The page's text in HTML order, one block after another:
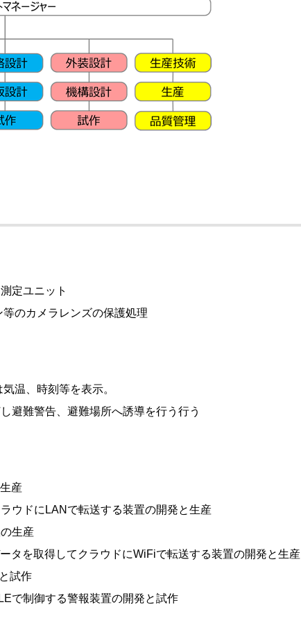
定ユニット
のカメラレンズの保護処理
温、時刻等を表示。
避難警告、避難場所へ誘導を行う行う
産
ウドにLANで転送する装置の開発と生産
生産
タを取得してクラウドにWiFiで転送する装置の開発と生産
試作
で制御する警報装置の開発と試作